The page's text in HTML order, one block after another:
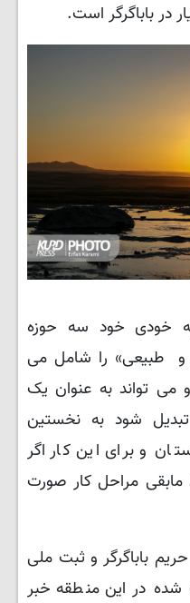
باباگرگر است.
به خودی خود سه حوزه
و طبیعی» را شامل می
می تواند به عنوان یک
شود به نخستین
و برای این کار اگر
مابقی مراحل کار صورت
باباگرگر و ثبت ملی
در این منطقه خبر